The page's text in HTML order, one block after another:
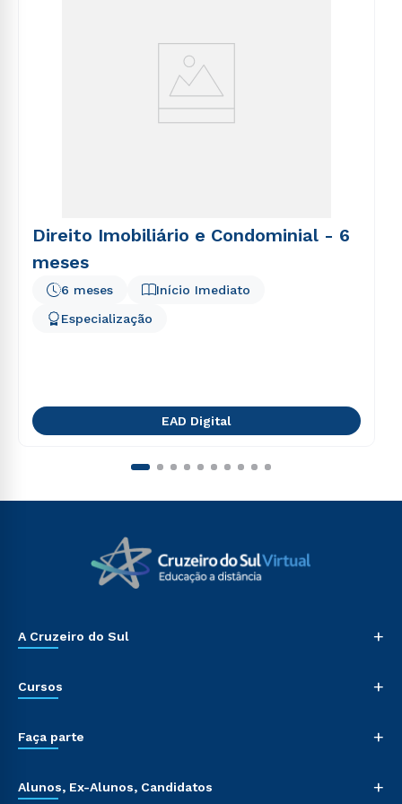
Direito Imobiliário e Condominial - 6
meses
Início Imediato
6 meses
Especialização
EAD Digital
A Cruzeiro do Sul +
Cursos +
Faça parte +
Alunos, Ex-Alunos, Candidatos +